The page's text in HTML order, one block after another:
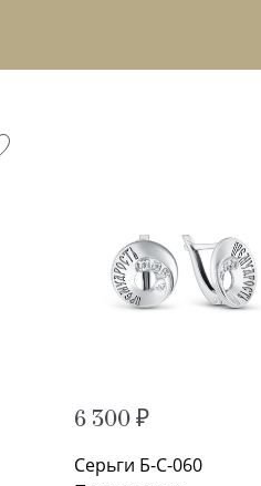
6 300 ₽
Серьги Б-С-060